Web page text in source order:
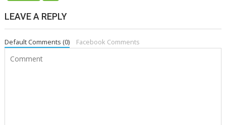
LEAVE A REPLY
Default Comments (0) Facebook Comments